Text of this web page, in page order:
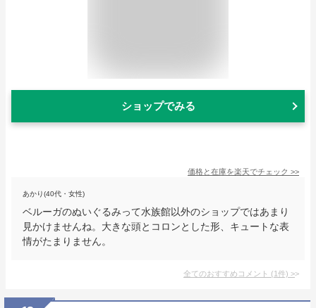
ショップでみる
価格と在庫を楽天でチェック >>
あかり(40代・女性)
ベルーガのぬいぐるみって水族館以外のショップではあまり
見かけませんね。大きな頭とコロンとした形、キュートな表
情がたまりません。
全てのおすすめコメント (1件) >